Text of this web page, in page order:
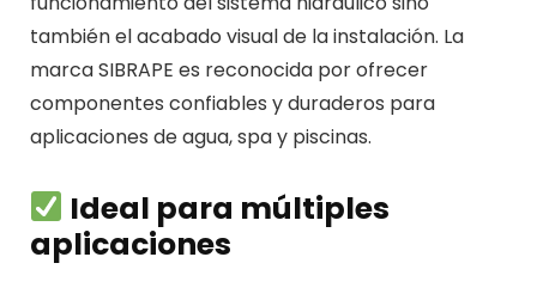
también el acabado visual de la instalación. La
marcaSIBRAPE es reconocida por ofrecer
componentes confiables y duraderos para
aplicaciones de agua, spa y piscinas.
Ideal para múltiples
aplicaciones